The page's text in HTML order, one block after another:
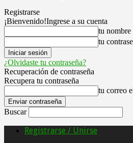
Registrarse
¡Bienvenido!Ingrese a su cuenta
tu nombre
tu
¿Olvidaste tu contraseña?
Recuperación de contraseña
Recupera tu contraseña
tu correo
Buscar
Registrarse / Unirse